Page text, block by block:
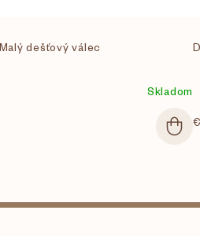
dešťový válec
Skladom